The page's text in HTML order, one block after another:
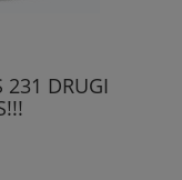
DRUGI